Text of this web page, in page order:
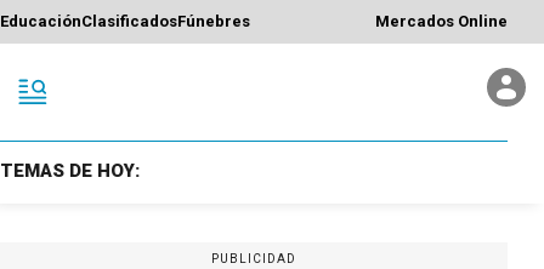
EducaciónClasificadosFúnebres Mercados Online
TEMAS DE HOY:
PUBLICIDAD